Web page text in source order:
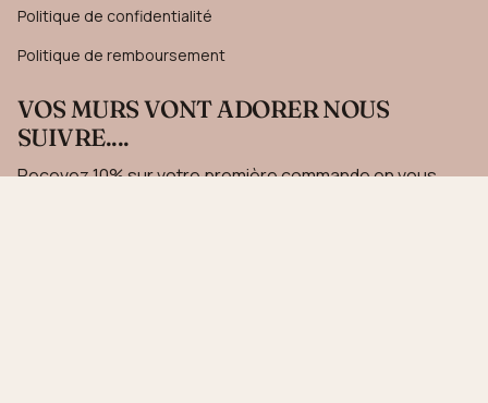
Politique de confidentialité
Politique de remboursement
VOS MURS VONT ADORER NOUS
SUIVRE....
Recevez 10% sur votre première commande en vous